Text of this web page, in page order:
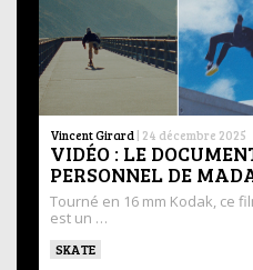
Vincent Girard | 24 décembre 2025
VIDÉO : LE
PERSONNEL DE
Tourné en 16 mm Kodak, ce
est un …
SKATE